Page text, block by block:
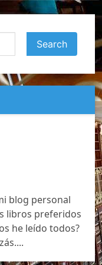
blog personal
libros preferidos
he leído todos?